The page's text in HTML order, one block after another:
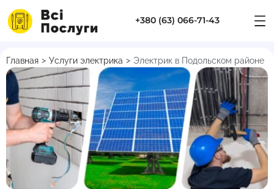
+380 (63) 066-71-43
Главная > Услуги электрика > Электрик в Подольском районе